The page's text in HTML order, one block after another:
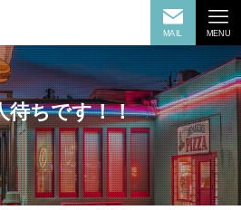
MAIL MENU
待ちです！！